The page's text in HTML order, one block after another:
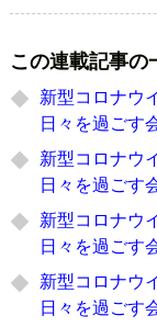
この連載記事の
新型コロナウ
日々を過ごす
新型コロナウ
日々を過ごす
新型コロナウ
日々を過ごす
新型コロナウ
日々を過ごす